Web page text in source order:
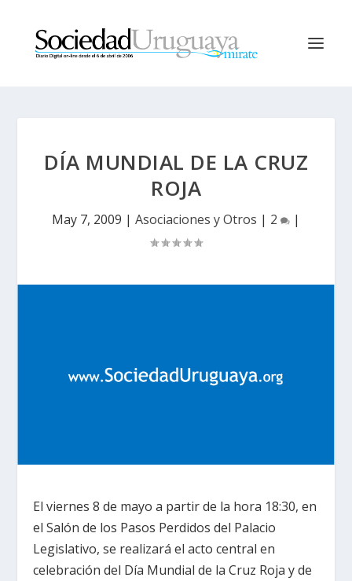
DÍA MUNDIAL DE LA CRUZ
ROJA
May 7, 2009 | Asociaciones y Otros | 2 |
El viernes 8 de mayo a partir de la hora 18:30, en
el Salón de los Pasos Perdidos del Palacio
Legislativo, se realizará el acto central en
celebración del Día Mundial de la Cruz Roja y de